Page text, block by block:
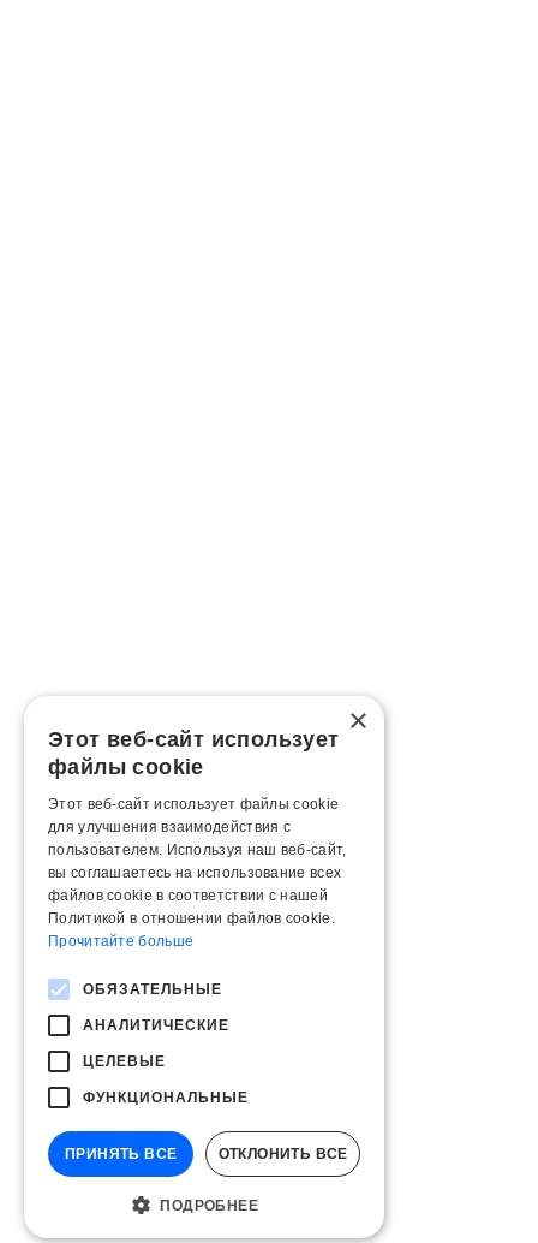
×
Этот веб-сайт использует
файлы cookie
Этот веб-сайт использует файлы cookie
для улучшения взаимодействия с
пользователем. Используя наш веб-сайт,
вы соглашаетесь на использование всех
файлов cookie в соответствии с нашей
Политикой в ​​отношении файлов cookie.
Прочитайте больше
ОБЯЗАТЕЛЬНЫЕ
АНАЛИТИЧЕСКИЕ
ЦЕЛЕВЫЕ
ФУНКЦИОНАЛЬНЫЕ
ПРИНЯТЬ ВСЕ ОТКЛОНИТЬ ВСЕ
ПОДРОБНЕЕ